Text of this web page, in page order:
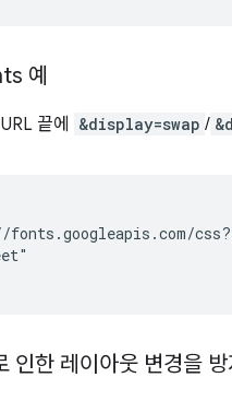
예
끝에 &display=swap /
fonts.googleapis.com/
인한 레이아웃 변경을